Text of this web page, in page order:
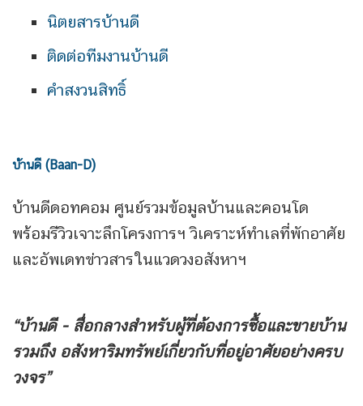
นิตยสารบ้านดี
ติดต่อทีมงานบ้านดี
คำสงวนสิทธิ์
บ้านดี (Baan-D)
บ้านดีดอทคอม ศูนย์รวมข้อมูลบ้านและคอนโด
พร้อมรีวิวเจาะลึกโครงการฯ วิเคราะห์ทำเลที่พักอาศัย
และอัพเดทข่าวสารในแวดวงอสังหาฯ
“บ้านดี - สื่อกลางสำหรับผู้ที่ต้องการซื้อและขายบ้าน
รวมถึง อสังหาริมทรัพย์เกี่ยวกับที่อยู่อาศัยอย่างครบ
วงจร”